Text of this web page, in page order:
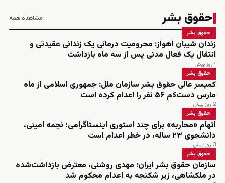
حقوق بشر مشاهده همه
حقوق بشر
زندان شیبان اهواز: محرومیت درمانی یک زندانی عقیدتی و
انتقال یک فعال مدنی پس از سه ماه بازداشت
۱ روز پیش
حقوق بشر
کمیسر عالی حقوق بشر سازمان ملل: جمهوری اسلامی از ماه
مارس دست‌کم ۵۶ نفر را اعدام کرده است
2 روز پیش
حقوق بشر
اتهام «محاربه» برای چند استوری اینستاگرامی؛ نجمه امینی،
دانشجوی ۲۳ ساله، در خطر اعدام است
3 روز پیش
حقوق بشر
سازمان حقوق بشر ایران: مهدی روشنی، معترض بازداشت‌شده
در ملکشاهی، زیر شکنجه به اعدام محکوم شد